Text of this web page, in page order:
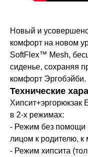
Новый и
комфорт на новом
SoftFlex™ Mesh,
сиденье, сохраняя
комфорт Эргобэйби.
Технические
Хипсит+эргорюкзак
в 2-х режимах:
- Режим без помощи
лицом к родителю, к
- Режим хипсита